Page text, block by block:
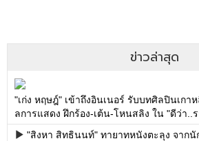
ข่าวล่าสุด
"เก่ง หฤษฎ์" เข้าถึงอินเนอร์ รับบทศิลปินเกา
ลการแสดง ฝึกร้อง-เต้น-โหนสลิง ใน "ดีว่า..
"สิงหา สิทธินนท์" ทายาทหนังตะลุง จากนั